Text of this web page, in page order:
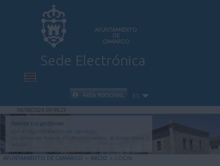
AYUNTAMIENTO
DE
CAMARGO
Sede Electrónica
INICIO
INFORMACIÓN PÚBLICA
CARPETA CIUDADANA
ÁREA PERSONAL ES
06/08/2026 09:48:25
Realiza tus gestiones
con el Ayuntamiento de Camargo
AYUNTAMIENTO DE CAMARGO > INICIO > LOGIN